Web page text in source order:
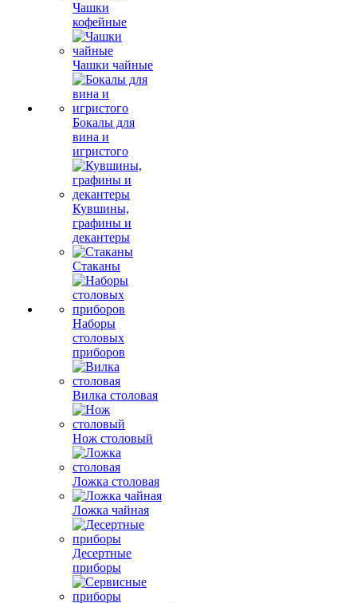
Чашки
кофейные
Чашки чайные
Бокалы для
вина и
игристого
Кувшины,
графины и
декантеры
Стаканы
Наборы
столовых
приборов
Вилка столовая
Нож столовый
Ложка столовая
Ложка чайная
Десертные
приборы